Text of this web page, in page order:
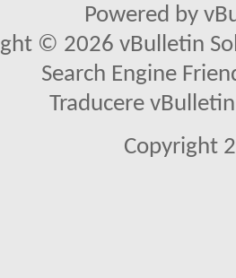
Powered by
© 2026 vBulletin
Search Engine
Traducere
Copyright